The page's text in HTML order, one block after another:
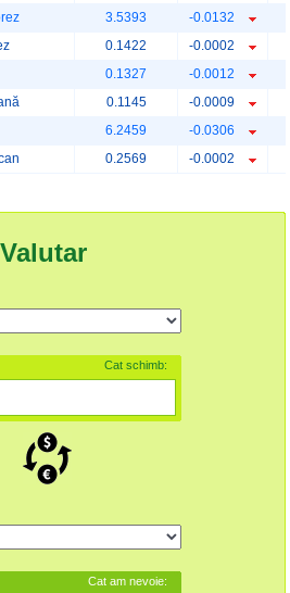
3.5393 -0.0132
0.1422 -0.0002
0.1327 -0.0012
0.1145 -0.0009
6.2459 -0.0306
0.2569 -0.0002
Cat schimb:
Cat am nevoie: